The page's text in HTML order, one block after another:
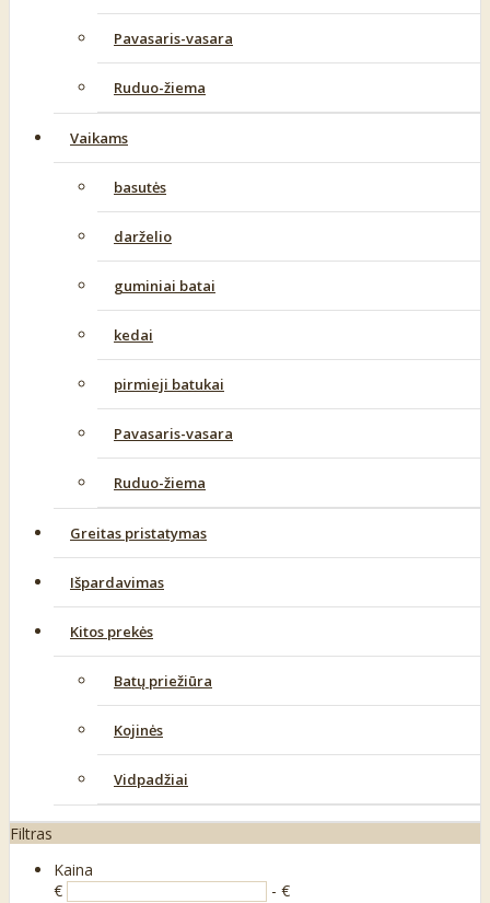
Pavasaris-vasara
Ruduo-žiema
Vaikams
basutės
darželio
guminiai batai
kedai
pirmieji batukai
Pavasaris-vasara
Ruduo-žiema
Greitas pristatymas
Išpardavimas
Kitos prekės
Batų priežiūra
Kojinės
Vidpadžiai
Filtras
Kaina
€
- €